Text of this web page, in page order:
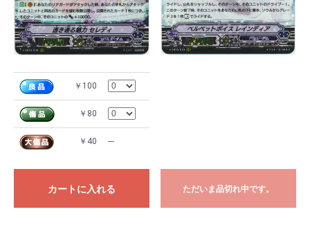
￥100
￥80
￥40 ---
カートに入れる ただいま品切れ中です。